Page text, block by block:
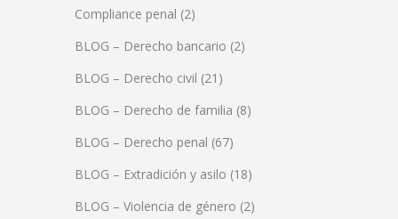
Compliance penal (2)
BLOG – Derecho bancario (2)
BLOG – Derecho civil (21)
BLOG – Derecho de familia (8)
BLOG – Derecho penal (67)
BLOG – Extradición y asilo (18)
BLOG – Violencia de género (2)